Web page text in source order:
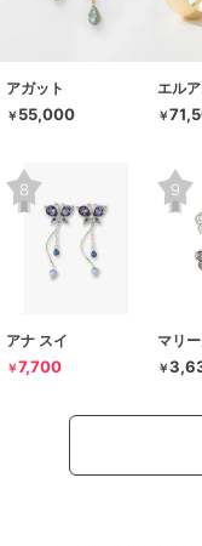
アガット
￥ 55,000
エル
￥
アナ スイ
￥7,700
マリ
￥